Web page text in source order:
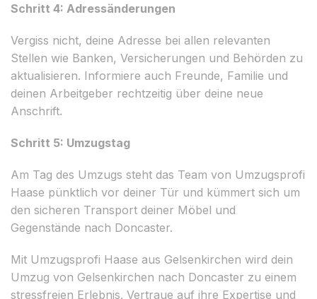
Schritt 4: Adressänderungen
Vergiss nicht, deine Adresse bei allen relevanten
Stellen wie Banken, Versicherungen und Behörden zu
aktualisieren. Informiere auch Freunde, Familie und
deinen Arbeitgeber rechtzeitig über deine neue
Anschrift.
Schritt 5: Umzugstag
Am Tag des Umzugs steht das Team von Umzugsprofi
Haase pünktlich vor deiner Tür und kümmert sich um
den sicheren Transport deiner Möbel und
Gegenstände nach Doncaster.
Mit Umzugsprofi Haase aus Gelsenkirchen wird dein
Umzug von Gelsenkirchen nach Doncaster zu einem
stressfreien Erlebnis. Vertraue auf ihre Expertise und